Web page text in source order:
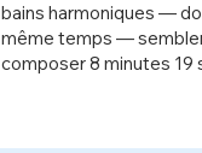
bains harmoniques —
même temps —
composer 8 minutes 19